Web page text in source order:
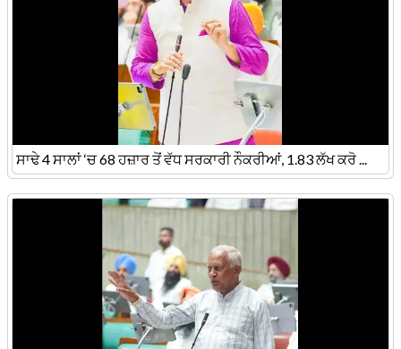
ਸਾਢੇ 4 ਸਾਲਾਂ ‘ਚ 68 ਹਜ਼ਾਰ ਤੋਂ ਵੱਧ ਸਰਕਾਰੀ ਨੌਕਰੀਆਂ, 1.83 ਲੱਖ ਕਰੋ ...